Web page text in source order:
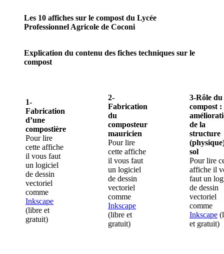
Les 10 affiches sur le compost du Lycée
Professionnel Agricole de Coconi
Explication du contenu des fiches techniques sur le
compost
1-
Fabrication
d’une
compostière
Pour lire
cette affiche
il vous faut
un logiciel
de dessin
vectoriel
comme
Inkscape
(libre et
gratuit)
2-
Fabrication
du
composteur
mauricien
Pour lire
cette affiche
il vous faut
un logiciel
de dessin
vectoriel
comme
Inkscape
(libre et
gratuit)
3-Rôle du
compost :
de la
structure
sol
Pour lire
affiche il
faut un
de dessin
vectoriel
comme
Inkscape
et gratuit)